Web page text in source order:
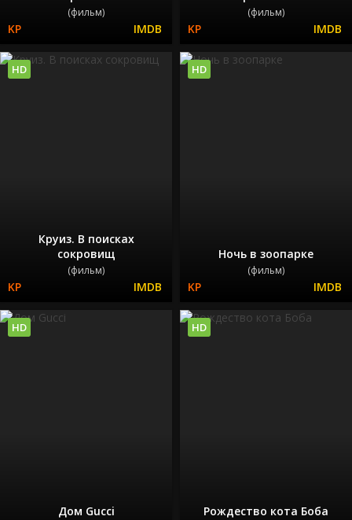
(фильм) (фильм)
Круиз. В поисках
сокровищ
(фильм)
HD
Ночь в зоопарке
(фильм)
HD
Дом Gucci
HD
Рождество кота Боба
HD